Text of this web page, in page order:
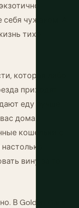
чужаком. А
тихо
которая либо
приходят
еду лучше,
дома.
кошельки с
вину за то,
В Golden Gai в